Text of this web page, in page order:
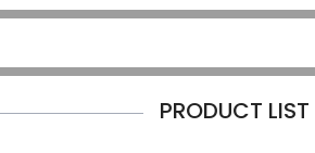
PRODUCT LIST